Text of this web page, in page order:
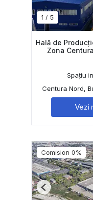
1 / 5
Hală de
Zona
Spațiu
Centura Nord,
Vezi
Comision 0%
Previous